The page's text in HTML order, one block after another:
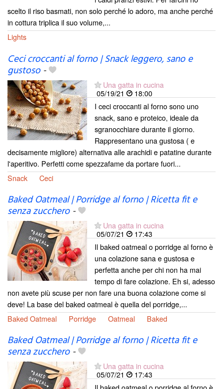
scelto il riso basmati, non solo perché lo adoro, ma anche perché
in cottura triplica il suo volume,...
Lights
Ceci croccanti al forno | Snack leggero, sano e
gustoso-
Una gatta in cucina
05/19/21
18:00
I ceci croccanti al forno sono uno
snack, sano e proteico, ideale da
sgranocchiare durante il giorno.
Rappresentano una gustosa ( e
decisamente migliore) alternativa alle arachidi e patatine durante
l'aperitivo. Perfetti come spezzafame da portare fuori...
Snack
Ceci
Baked Oatmeal | Porridge al forno | Ricetta fit e
senza zucchero-
Una gatta in cucina
05/07/21
17:43
Il baked oatmeal o porridge al forno è
una colazione sana e gustosa e
perfetta anche per chi non ha mai
tempo di fare colazione. Eh si, adesso
non avete più scuse per non fare una buona colazione come si
deve! La base del baked oatmeal è quella del porridge,...
Baked Oatmeal
Porridge Oatmeal Baked
Baked Oatmeal | Porridge al forno | Ricetta fit e
senza zucchero-
Una gatta in cucina
05/07/21
17:43